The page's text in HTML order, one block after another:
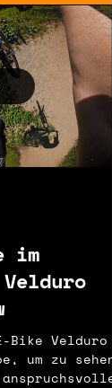
im
Velduro
um zu